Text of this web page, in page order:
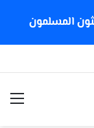
المسلمون